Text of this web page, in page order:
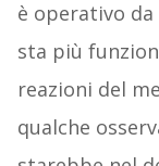
è operativo da
sta più
reazioni del
qualche